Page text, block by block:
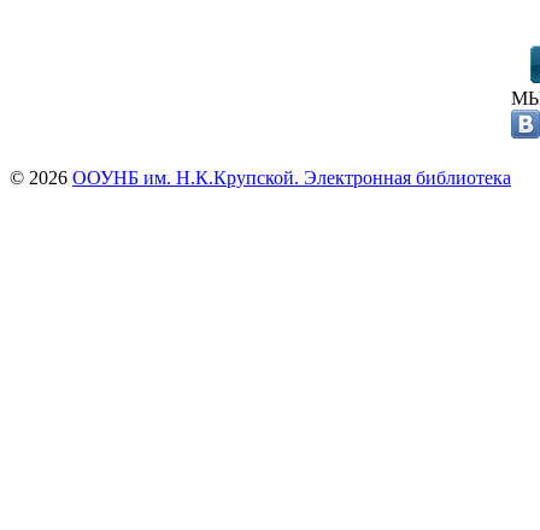
© 2026 ООУНБ им. Н.К.Крупской. Электронная библиотека